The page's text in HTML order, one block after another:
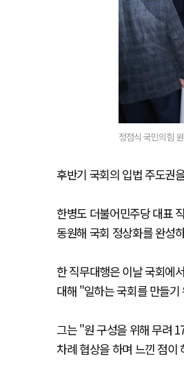
정점식 국민의힘
후반기 국회의 입법 주도권
한병도 더불어민주당 대표
동원해 국회 정상화를 완성
한 직무대행은 이날 국회에
대해 "일하는 국회를 만들
그는 "원 구성을 위해 무려
차례 협상을 하며 느낀 점